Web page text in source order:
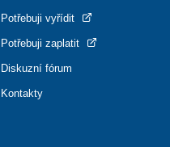
Potřebuji vyřídit
Potřebuji zaplatit
Diskuzní fórum
Kontakty